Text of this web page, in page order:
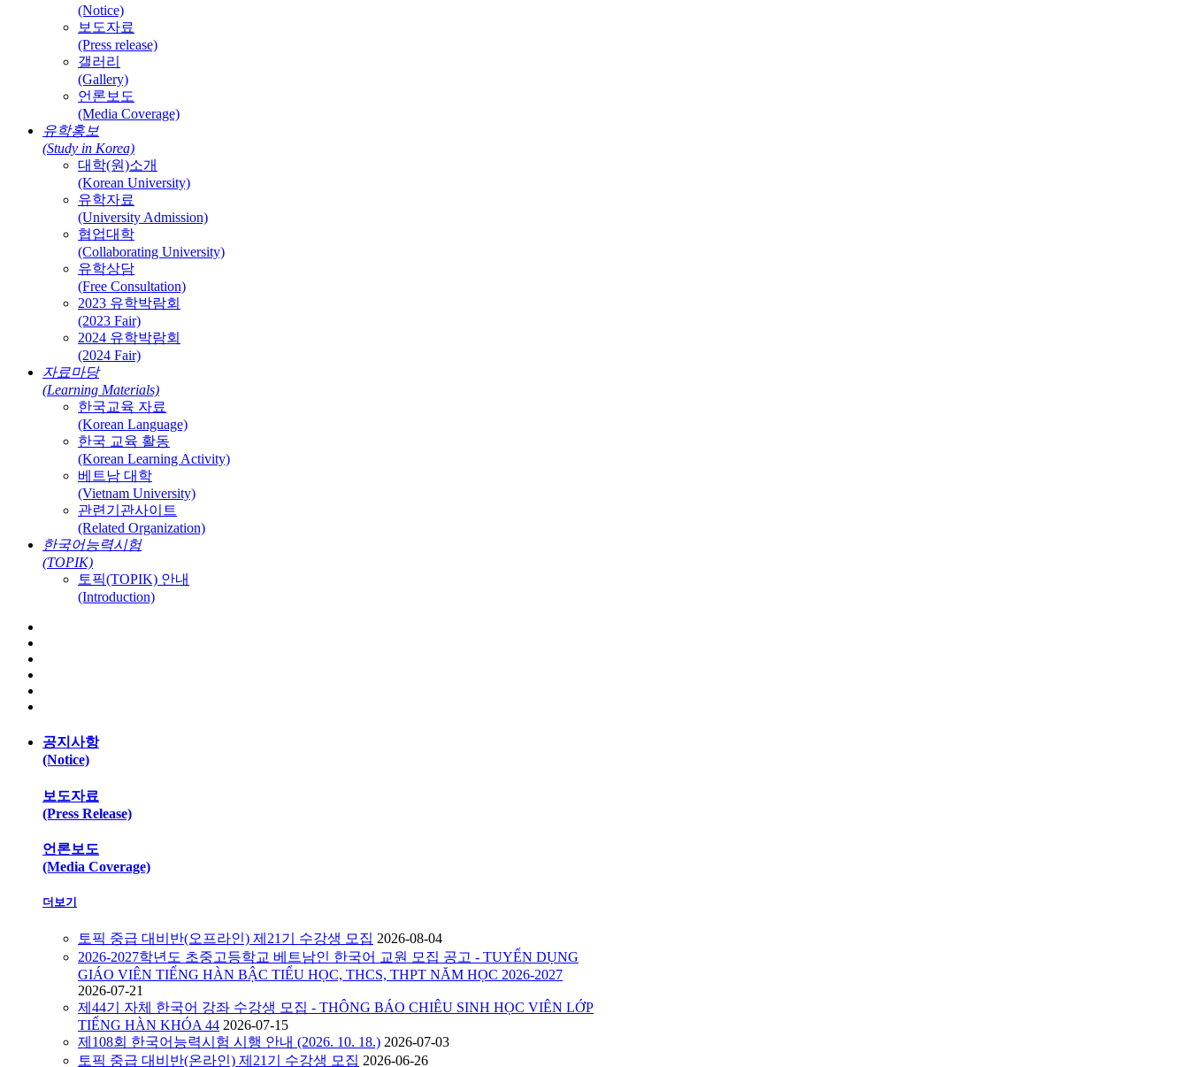
(Notice)
보도자료
(Press release)
갤러리
(Gallery)
언론보도
(Media Coverage)
유학홍보
(Study in Korea)
대학(원)소개
(Korean University)
유학자료
(University Admission)
협업대학
(Collaborating University)
유학상담
(Free Consultation)
2023 유학박람회
(2023 Fair)
2024 유학박람회
(2024 Fair)
자료마당
(Learning Materials)
한국교육 자료
(Korean Language)
한국 교육 활동
(Korean Learning Activity)
베트남 대학
(Vietnam University)
관련기관사이트
(Related Organization)
한국어능력시험
(TOPIK)
토픽(TOPIK) 안내
(Introduction)
공지사항
(Notice)
보도자료
(Press Release)
언론보도
(Media Coverage)
더보기
토픽 중급 대비반(오프라인) 제21기 수강생 모집 2026-08-04
2026-2027학년도 초중고등학교 베트남인 한국어 교원 모집 공고 - TUYỂN DỤNG
GIÁO VIÊN TIẾNG HÀN BẬC TIỂU HỌC, THCS, THPT NĂM HỌC 2026-2027
2026-07-21
제44기 자체 한국어 강좌 수강생 모집 - THÔNG BÁO CHIÊU SINH HỌC VIÊN LỚP
TIẾNG HÀN KHÓA 44 2026-07-15
제108회 한국어능력시험 시행 안내 (2026. 10. 18.) 2026-07-03
토픽 중급 대비반(온라인) 제21기 수강생 모집 2026-06-26